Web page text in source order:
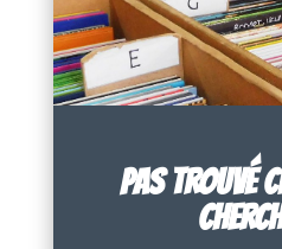
PAS TROUVÉ